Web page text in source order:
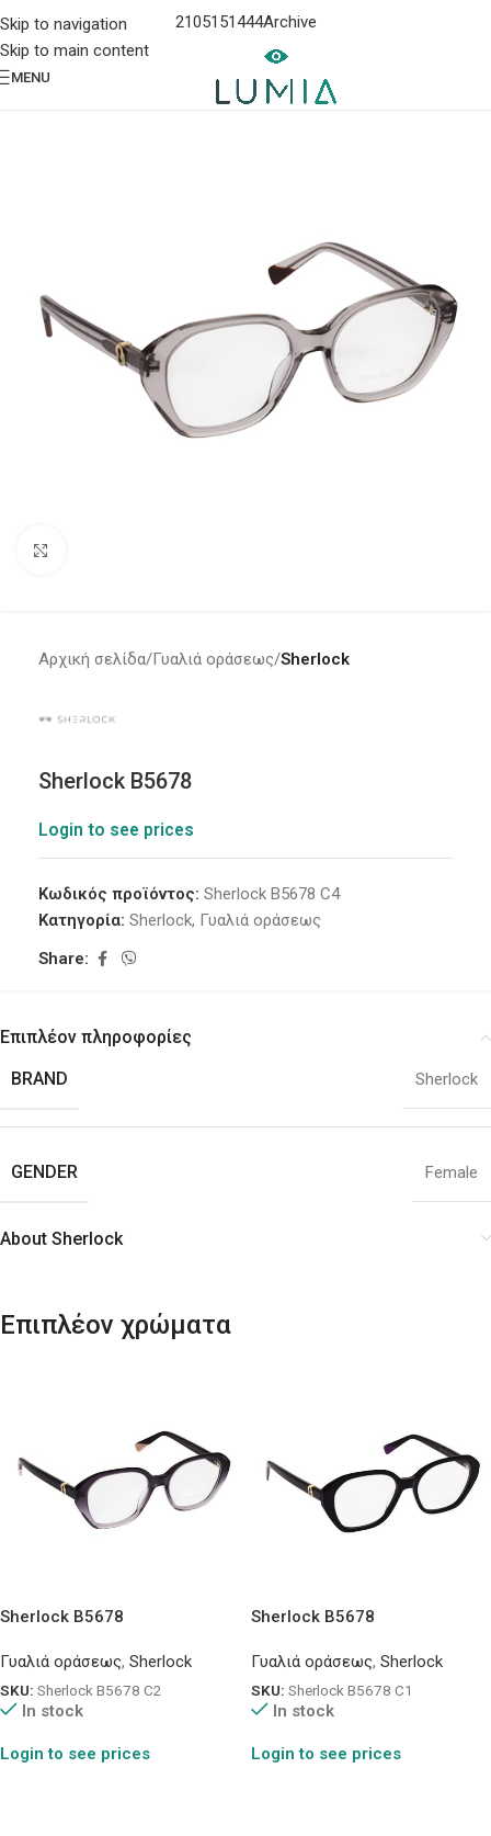
Skip to navigation
Skip to main content
2105151444Archive
MENU
Αρχική σελίδα Γυαλιά οράσεως Sherlock
Sherlock B5678
Login to see prices
Κωδικός προϊόντος: Sherlock B5678 C4
Κατηγορία: Sherlock, Γυαλιά οράσεως
Share:
Επιπλέον πληροφορίες
BRAND
Sherlock
GENDER Female
About Sherlock
Επιπλέον χρώματα
Sherlock B5678
Γυαλιά οράσεως, Sherlock
SKU: Sherlock B5678 C2
In stock
Login to see prices
Sherlock B5678
Γυαλιά οράσεως, Sherlock
SKU: Sherlock B5678 C1
In stock
Login to see prices